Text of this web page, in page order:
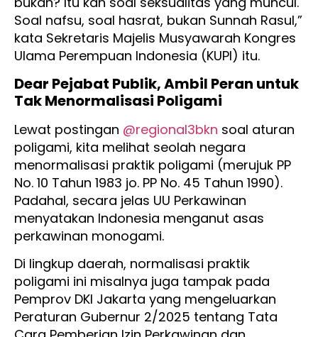
Soal nafsu, soal hasrat, bukan Sunnah Rasul,”
kata Sekretaris Majelis Musyawarah Kongres
Ulama Perempuan Indonesia (KUPI) itu.
Dear Pejabat Publik, Ambil Peran untuk
Tak Menormalisasi Poligami
Lewat postingan @regional3bkn soal aturan
poligami, kita melihat seolah negara
menormalisasi praktik poligami (merujuk PP
No. 10 Tahun 1983 jo. PP No. 45 Tahun 1990).
Padahal, secara jelas UU Perkawinan
menyatakan Indonesia menganut asas
perkawinan monogami.
Di lingkup daerah, normalisasi praktik
poligami ini misalnya juga tampak pada
Pemprov DKI Jakarta yang mengeluarkan
Peraturan Gubernur 2/2025 tentang Tata